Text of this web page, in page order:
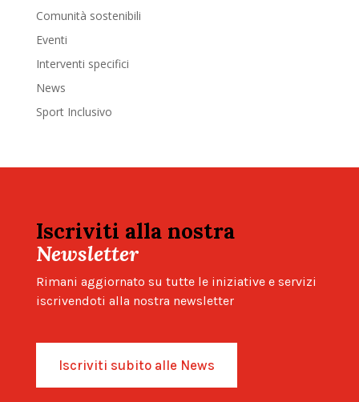
Comunità sostenibili
Eventi
Interventi specifici
News
Sport Inclusivo
Iscriviti alla nostra
Newsletter
Rimani aggiornato su tutte le iniziative e servizi
iscrivendoti alla nostra newsletter
Iscriviti subito alle News